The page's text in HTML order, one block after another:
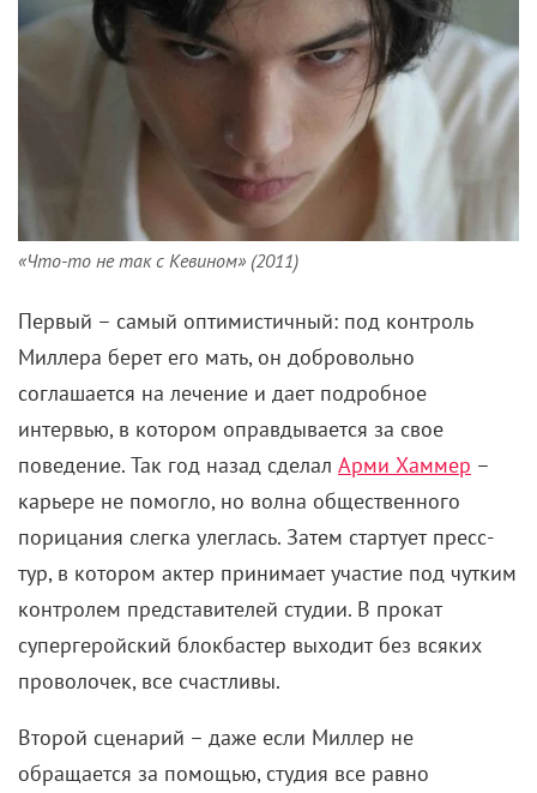
«Что-то не так с Кевином» (2011)
Первый – самый оптимистичный: под контроль
Миллера берет его мать, он добровольно
соглашается на лечение и дает подробное
интервью, в котором оправдывается за свое
поведение. Так год назад сделал Арми Хаммер –
карьере не помогло, но волна общественного
порицания слегка улеглась. Затем стартует пресс-
тур, в котором актер принимает участие под чутким
контролем представителей студии. В прокат
супергеройский блокбастер выходит без всяких
проволочек, все счастливы.
Второй сценарий – даже если Миллер не
обращается за помощью, студия все равно